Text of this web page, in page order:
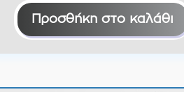
Προσθήκη στο καλάθι